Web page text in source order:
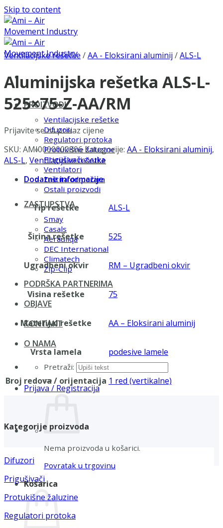
Skip to content
PROIZVODI
Ventilacijske rešetke
Difuzori
Regulatori protoka
Protukišne žaluzine
Prigušivači zvuka
Ventilatori
Zaštita od požara
Ostali proizvodi
ZASTUPSTVA
Smay
Casals
Aerauliqa
DEC International
Climatech
Zip-Clip
PODRŠKA PARTNERIMA
OBJAVE
KONTAKT
O NAMA
Pretraži:
Prijava / Registracija
Nema proizvoda u košarici.
Povratak u trgovinu
Košarica
Ventilacijske rešetke /AA - Eloksirani aluminij /ALS-L
Aluminijska rešetka ALS-L-
525×75-Z-AA/RM
Prijavite se za prikaz cijene
SKU: AMI0000000806 Kategorije: AA - Eloksirani aluminij,
ALS-L, Ventilacijske rešetke
Dodatne informacije
Tip rešetke ALS-L
Širina rešetke 525
Ugradbeni okvir RM – Ugradbeni okvir
Visina rešetke 75
Materijal rešetke AA – Eloksirani aluminij
Vrsta lamela podesive lamele
Broj redova / orijentacija 1 red (vertikalne)
Kategorije proizvoda
Difuzori
Prigušivači
Protukišne žaluzine
Regulatori protoka